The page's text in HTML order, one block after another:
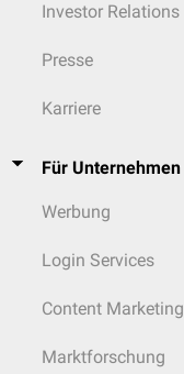
Investor Relations
Presse
Karriere
Für Unternehmen
Werbung
Login Services
Content Marketing
Marktforschung